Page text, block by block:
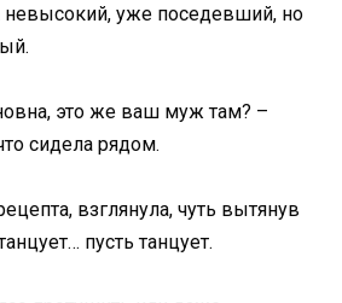
невысокий, уже поседевший, но
это же ваш муж там? –
сидела рядом.
взглянула, чуть вытянув
пусть танцует.